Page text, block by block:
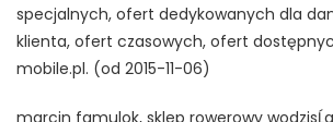
specjalnych, ofert dedykowanych dla
klienta, ofert czasowych, ofert
mobile.pl. (od 2015-11-06)